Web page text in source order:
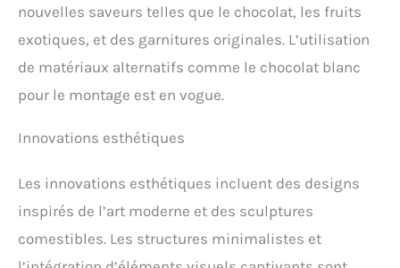
nouvelles saveurs telles que le chocolat, les fruits
exotiques, et des garnitures originales. L’utilisation
de matériaux alternatifs comme le chocolat blanc
pour le montage est en vogue.
Innovations esthétiques
Les innovations esthétiques incluent des designs
inspirés de l’art moderne et des sculptures
comestibles. Les structures minimalistes et